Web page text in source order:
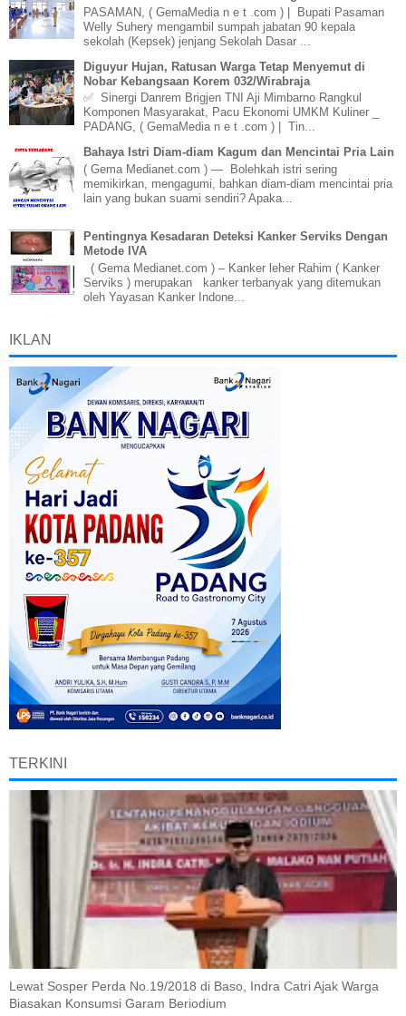
PASAMAN, ( GemaMedia n e t .com ) | Bupati Pasaman
Welly Suhery mengambil sumpah jabatan 90 kepala
sekolah (Kepsek) jenjang Sekolah Dasar ...
Diguyur Hujan, Ratusan Warga Tetap Menyemut di
Nobar Kebangsaan Korem 032/Wirabraja
✅ Sinergi Danrem Brigjen TNI Aji Mimbarno Rangkul
Komponen Masyarakat, Pacu Ekonomi UMKM Kuliner _
PADANG, ( GemaMedia n e t .com ) | Tin...
Bahaya Istri Diam-diam Kagum dan Mencintai Pria Lain
( Gema Medianet.com ) — Bolehkah istri sering
memikirkan, mengagumi, bahkan diam-diam mencintai pria
lain yang bukan suami sendiri? Apaka...
Pentingnya Kesadaran Deteksi Kanker Serviks Dengan
Metode IVA
( Gema Medianet.com ) – Kanker leher Rahim ( Kanker
Serviks ) merupakan kanker terbanyak yang ditemukan
oleh Yayasan Kanker Indone...
IKLAN
TERKINI
Lewat Sosper Perda No.19/2018 di Baso, Indra Catri Ajak Warga
Biasakan Konsumsi Garam Beriodium